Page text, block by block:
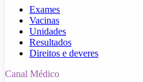
Exames
Vacinas
Unidades
Resultados
Direitos e deveres
Canal Médico